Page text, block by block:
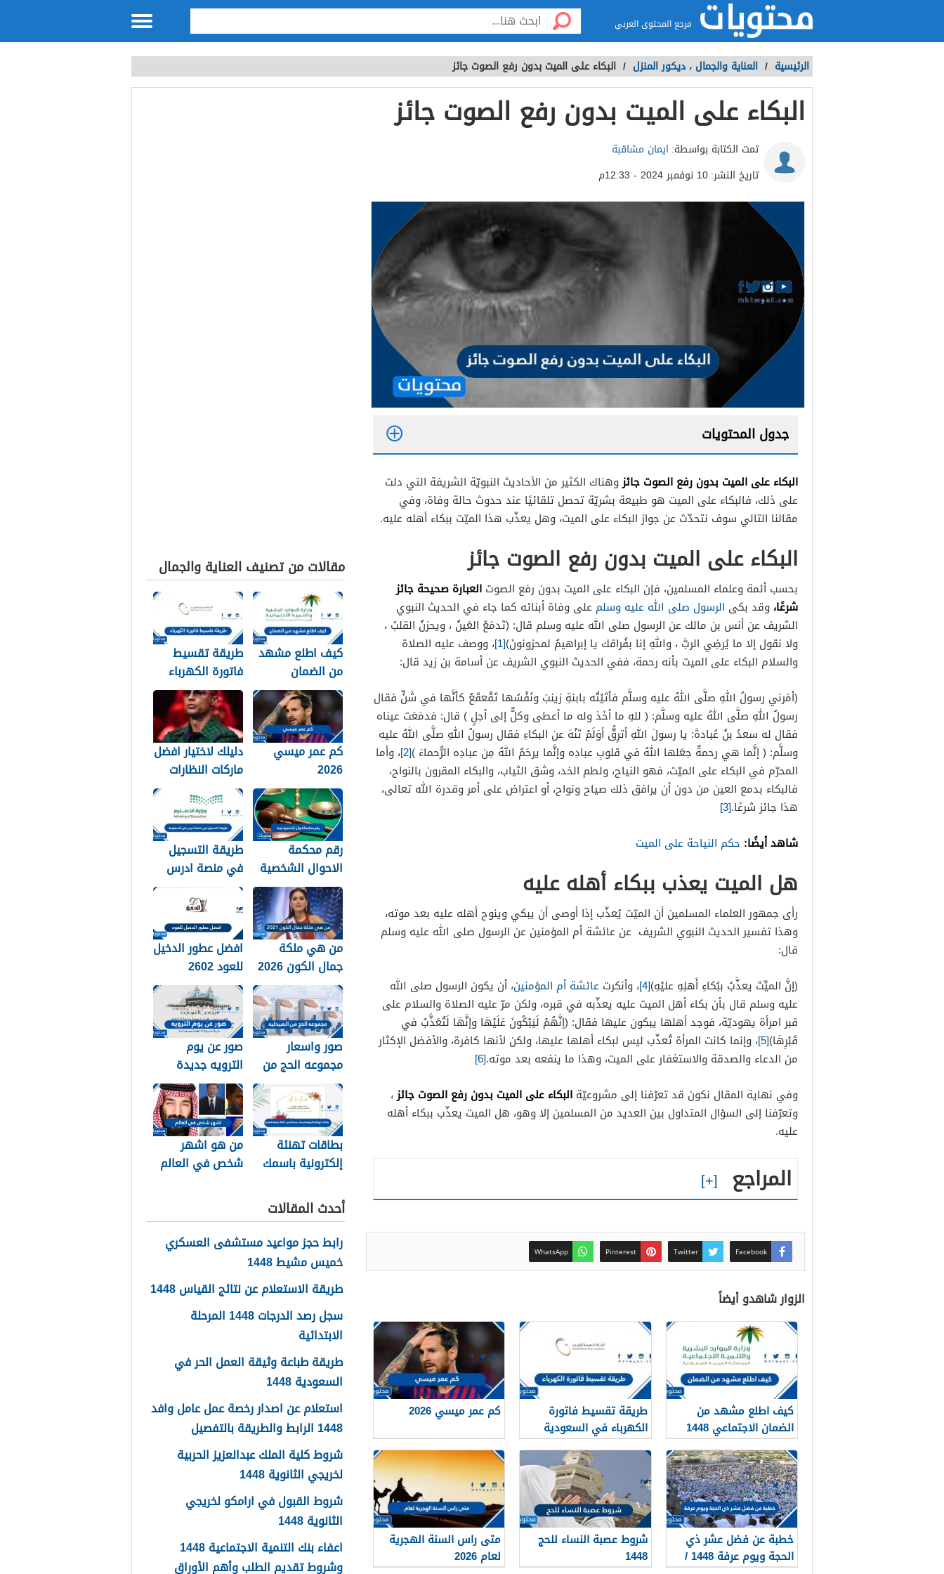
مرجع المحتوى العربي
الرئيسية / العناية والجمال ، ديكور المنزل / البكاء على الميت بدون رفع الصوت جائز
البكاء على الميت بدون رفع الصوت جائز
تمت الكتابة بواسطة: ايمان مشاقبة
تاريخ النشر:10 نوفمبر 2024 - 12:33م
جدول المحتويات
البكاء على الميت بدون رفع الصوت جائزوهناك الكثير من الأحاديث النبويّة الشريفة التي دلت
على ذلك، فالبكاء على الميت هو طبيعة بشريّة تحصل تلقائيًا عند حدوث حالة وفاة، وفي
مقالنا التالي سوف نتحدّث عن جواز البكاء على الميت، وهل يعذّب هذا الميّت ببكاء أهله عليه.
البكاء على الميت بدون رفع الصوت جائز
بحسب أئمة وعلماء المسلمين، فإن البكاء على الميت بدون رفع الصوت العبارة صحيحة جائز
شرعًا، وقد بكى الرسول صلى الله عليه وسلم على وفاة أبنائه كما جاء في الحديث النبوي
الشريف عن أنس بن مالك عن الرسول صلى الله عليه وسلم قال: (تَدمَعُ العَينُ ، ويحزنُ القلبُ ،
ولا نقول إلا ما يُرضِي الربَّ ، واللهِ إنا بفُراقك يا إبراهيمُ لمحزونونَ)[1] ، ووصف عليه الصلاة
والسلام البكاء على الميت بأنه رحمة، ففي الحديث النبوي الشريف عن أسامة بن زيد قال:
(أمَرني رسولُ اللهِ صلَّى اللهُ عليه وسلَّم فأتَيْتُه بابنةِ زينبَ ونَفْسُها تَقْعقَعُ كأنَّها في شَنٍّ فقال
رسولُ اللهِ صلَّى اللهُ عليه وسلَّم: ( للهِ ما أخَذ وله ما أعطى وكلٌّ إلى أجلٍ ) قال: فدمَعَت عيناه
فقال له سعدُ بنُ عُبادةَ: يا رسولَ اللهِ أترِقُّ أوَلَمْ تَنْهَ عن البكاءِ فقال رسولُ اللهِ صلَّى اللهُ عليه
وسلَّم: ( إنَّما هي رحمةٌ جعَلها اللهُ في قلوبِ عبادِه وإنَّما يرحَمُ اللهُ مِن عبادِه الرُّحماءَ )[2] ، وأما
المحرّم في البكاء على الميّت، فهو النياح، ولطم الخد، وشق الثياب، والبكاء المقرون بالنواح،
فالبكاء بدمع العين من دون أن يرافق ذلك صياح ونواح، أو اعتراض على أمر وقدرة الله تعالى،
هذا جائز شرعًا.[3]
شاهد أيضًا: حكم النياحة على الميت
هل الميت يعذب ببكاء أهله عليه
رأى جمهور العلماء المسلمين أن الميّت يُعذّب إذا أوصى أن يبكي وينوح أهله عليه بعد موته،
وهذا تفسير الحديث النبوي الشريف عن عائشة أم المؤمنين عن الرسول صلى الله عليه وسلم
قال:
(إنَّ الميِّتَ يعذَّبُ ببُكاءِ أَهلِهِ عليْهِ)[4] ، وأنكرت عائشة أم المؤمنين، أن يكون الرسول صلى الله
عليه وسلم قال بأن بكاء أهل الميت عليه يعذّبه في قبره، ولكن مرّ عليه الصلاة والسلام على
قبر امرأة يهوديّة، فوجد أهلها يبكون عليها فقال: (إنَّهُمْ لَيَبْكُونَ عَلَيْهَا وإنَّهَا لَتُعَذَّبُ في
قَبْرِهَا)[5] ، وإنما كانت المرأة تُعذّب ليس لبكاء أهلها عليها، ولكن لأنها كافرة، والأفضل الإكثار
من الدعاء والصدقة والاستغفار على الميت، وهذا ما ينفعه بعد موته.[6]
وفي نهاية المقال نكون قد تعرّفنا إلى مشروعيّة البكاء على الميت بدون رفع الصوت جائز،
وتعرّفنا إلى السؤال المتداول بين العديد من المسلمين إلا وهو، هل الميت يعذّب ببكاء أهله
عليه.
المراجع
Facebook
Twitter
Pinterest
WhatsApp
الزوار شاهدو أيضاً
كيف اطلع مشهد من
الضمان الاجتماعي 1448
طريقة تقسيط فاتورة
الكهرباء في السعودية
1448 – 2026
كم عمر ميسي 2026
خطبة عن فضل عشر ذي
الحجة ويوم عرفة 1448 /
شروط عصبة النساء للحج
1448
متى راس السنة الهجرية
لعام 2026
مقالات من تصنيف العناية والجمال
كيف اطلع مشهد
من الضمان
الاجتماعي 1448
طريقة تقسيط
فاتورة الكهرباء
في السعودية
1448 – 2026
كم عمر ميسي
2026
دليلك لاختيار افضل
ماركات النظارات
الشمسية: سر
أناقة نجوم الرياضة
والموضة
رقم محكمة
الاحوال الشخصية
بجدة 1448
طريقة التسجيل
في منصة ادرس
في السعودية
1448
من هي ملكة
جمال الكون 2026
افضل عطور الدخيل
للعود 2602
صور واسعار
مجموعه الحج من
الصيدليه 2026
صور عن يوم
الترويه جديدة
ومميزة 2026
بطاقات تهنئة
إلكترونية باسمك
جاهزة للطباعة
من هو اشهر
شخص في العالم
أحدث المقالات
رابط حجز مواعيد مستشفى العسكري
خميس مشيط 1448
طريقة الاستعلام عن نتائج القياس 1448
سجل رصد الدرجات 1448 المرحلة
الابتدائية
طريقة طباعة وثيقة العمل الحر في
السعودية 1448
استعلام عن اصدار رخصة عمل عامل وافد
1448 الرابط والطريقة بالتفصيل
شروط كلية الملك عبدالعزيز الحربية
لخريجي الثانوية 1448
شروط القبول في ارامكو لخريجي
الثانوية 1448
اعفاء بنك التنمية الاجتماعية 1448
وشروط تقديم الطلب وأهم الأوراق